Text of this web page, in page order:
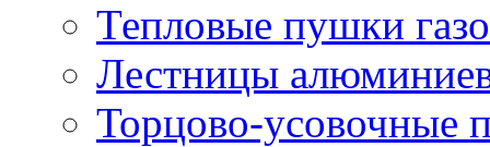
Тепловые пушки
Лестницы
Торцово-усовочные